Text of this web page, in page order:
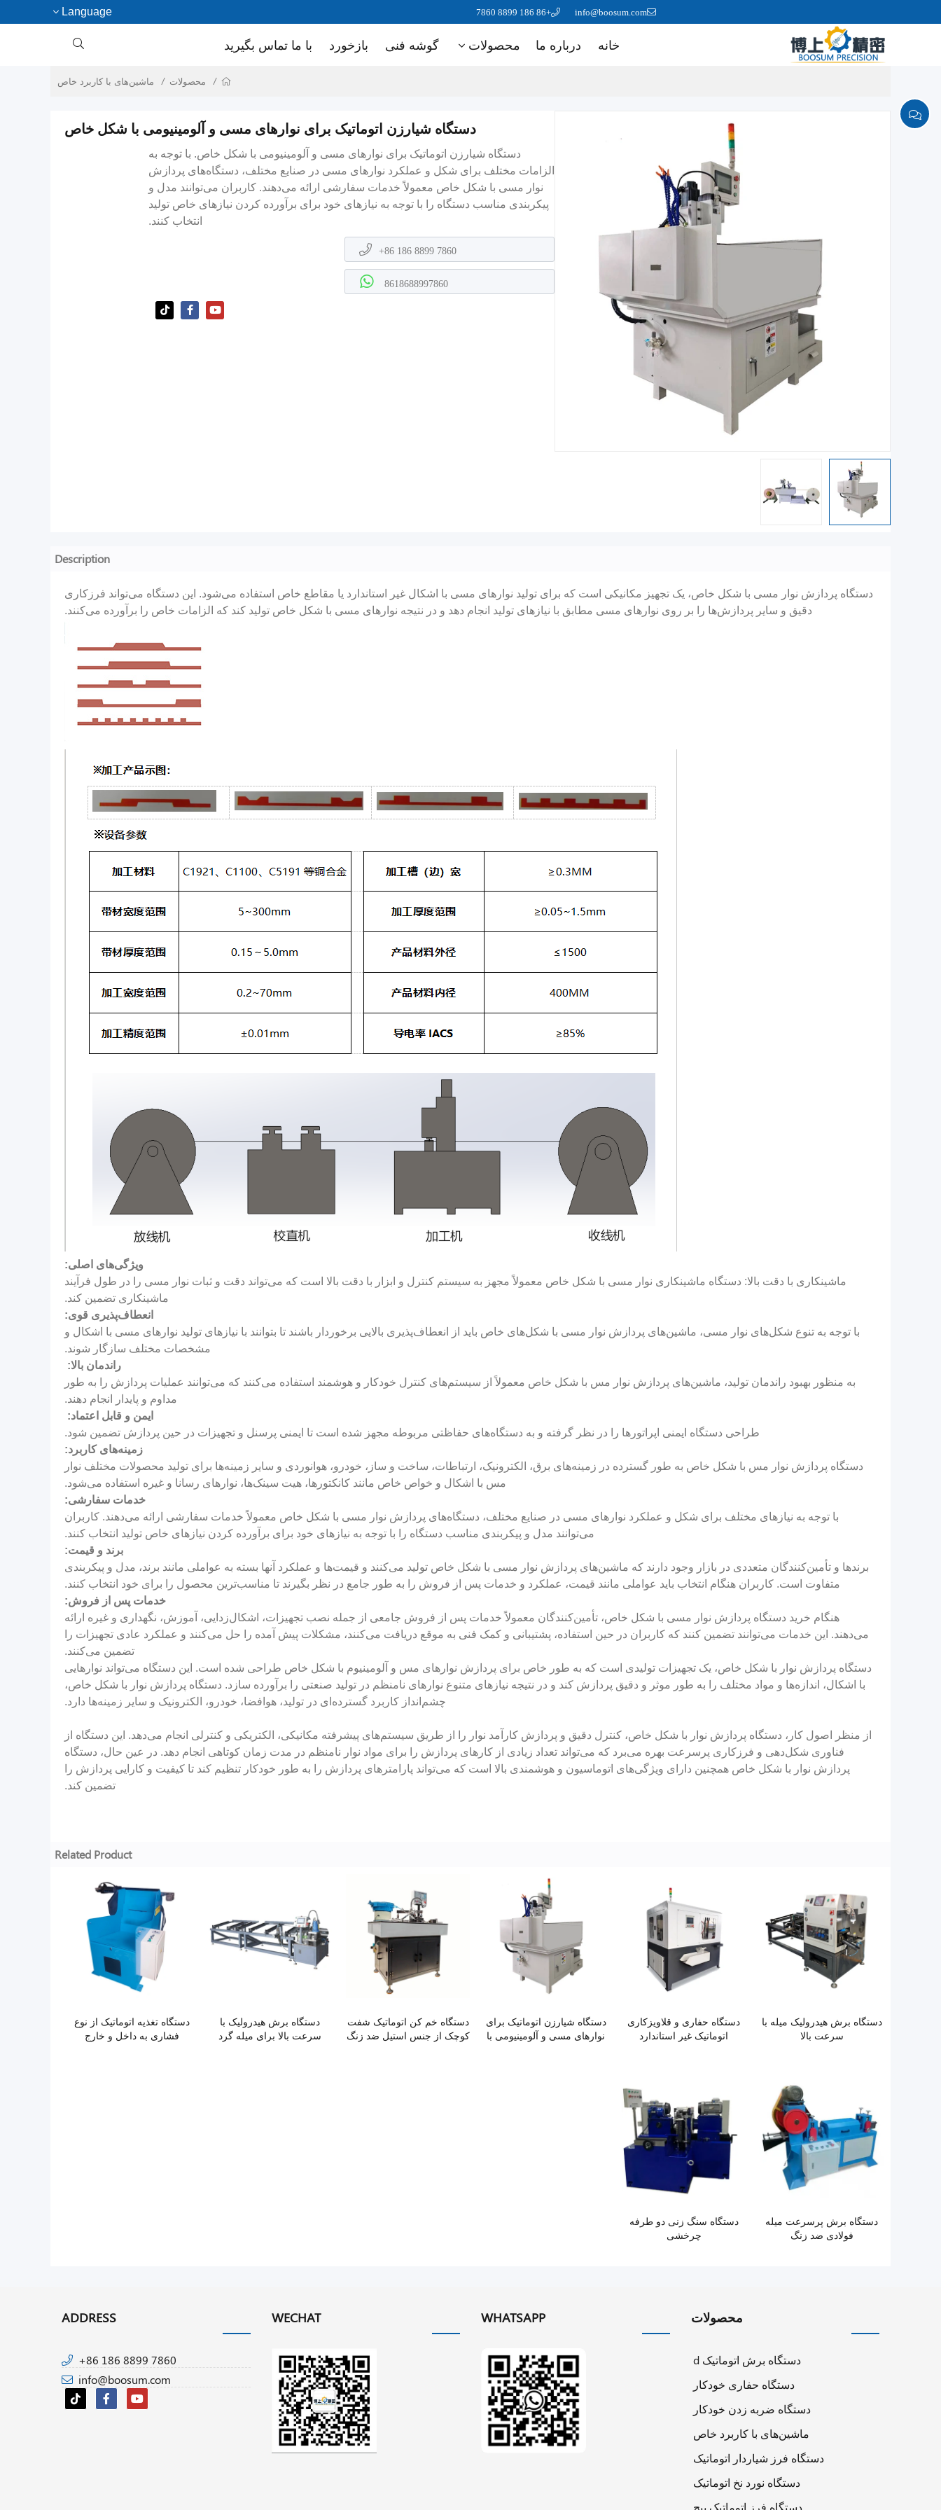
info@boosum.com
+86 186 8899 7860
Language
خانه درباره ما محصولات گوشه فنی بازخورد با ما تماس بگیرید 
محصولات ماشین‌های با کاربرد خاص
دستگاه شیارزن اتوماتیک برای نوارهای مسی و آلومینیومی با شکل خاص
دستگاه شیارزن اتوماتیک برای نوارهای مسی و آلومینیومی با شکل خاص. با توجه به
الزامات مختلف برای شکل و عملکرد نوارهای مسی در صنایع مختلف، دستگاه‌های پردازش
نوار مسی با شکل خاص معمولاً خدمات سفارشی ارائه می‌دهند. کاربران می‌توانند مدل و
پیکربندی مناسب دستگاه را با توجه به نیازهای خود برای برآورده کردن نیازهای خاص تولید
انتخاب کنند.
+86 186 8899 7860
8618688997860
Description
دستگاه پردازش نوار مسی با شکل خاص، یک تجهیز مکانیکی است که برای تولید نوارهای مسی با اشکال غیر استاندارد یا مقاطع خاص استفاده می‌شود. این دستگاه می‌تواند فرزکاری
دقیق و سایر پردازش‌ها را بر روی نوارهای مسی مطابق با نیازهای تولید انجام دهد و در نتیجه نوارهای مسی با شکل خاص تولید کند که الزامات خاص را برآورده می‌کنند.
ویژگی‌های اصلی:
ماشینکاری با دقت بالا: دستگاه ماشینکاری نوار مسی با شکل خاص معمولاً مجهز به سیستم کنترل و ابزار با دقت بالا است که می‌تواند دقت و ثبات نوار مسی را در طول فرآیند
ماشینکاری تضمین کند.
انعطاف‌پذیری قوی:
با توجه به تنوع شکل‌های نوار مسی، ماشین‌های پردازش نوار مسی با شکل‌های خاص باید از انعطاف‌پذیری بالایی برخوردار باشند تا بتوانند با نیازهای تولید نوارهای مسی با اشکال و
مشخصات مختلف سازگار شوند.
راندمان بالا:
به منظور بهبود راندمان تولید، ماشین‌های پردازش نوار مس با شکل خاص معمولاً از سیستم‌های کنترل خودکار و هوشمند استفاده می‌کنند که می‌توانند عملیات پردازش را به طور
مداوم و پایدار انجام دهند.
ایمن و قابل اعتماد:
طراحی دستگاه ایمنی اپراتورها را در نظر گرفته و به دستگاه‌های حفاظتی مربوطه مجهز شده است تا ایمنی پرسنل و تجهیزات در حین پردازش تضمین شود.
زمینه‌های کاربرد:
دستگاه پردازش نوار مس با شکل خاص به طور گسترده در زمینه‌های برق، الکترونیک، ارتباطات، ساخت و ساز، خودرو، هوانوردی و سایر زمینه‌ها برای تولید محصولات مختلف نوار
مس با اشکال و خواص خاص مانند کانکتورها، هیت سینک‌ها، نوارهای رسانا و غیره استفاده می‌شود.
خدمات سفارشی:
با توجه به نیازهای مختلف برای شکل و عملکرد نوارهای مسی در صنایع مختلف، دستگاه‌های پردازش نوار مسی با شکل خاص معمولاً خدمات سفارشی ارائه می‌دهند. کاربران
می‌توانند مدل و پیکربندی مناسب دستگاه را با توجه به نیازهای خود برای برآورده کردن نیازهای خاص تولید انتخاب کنند.
برند و قیمت:
برندها و تأمین‌کنندگان متعددی در بازار وجود دارند که ماشین‌های پردازش نوار مسی با شکل خاص تولید می‌کنند و قیمت‌ها و عملکرد آنها بسته به عواملی مانند برند، مدل و پیکربندی
متفاوت است. کاربران هنگام انتخاب باید عواملی مانند قیمت، عملکرد و خدمات پس از فروش را به طور جامع در نظر بگیرند تا مناسب‌ترین محصول را برای خود انتخاب کنند.
خدمات پس از فروش:
هنگام خرید دستگاه پردازش نوار مسی با شکل خاص، تأمین‌کنندگان معمولاً خدمات پس از فروش جامعی از جمله نصب تجهیزات، اشکال‌زدایی، آموزش، نگهداری و غیره ارائه
می‌دهند. این خدمات می‌توانند تضمین کنند که کاربران در حین استفاده، پشتیبانی و کمک فنی به موقع دریافت می‌کنند، مشکلات پیش آمده را حل می‌کنند و عملکرد عادی تجهیزات را
تضمین می‌کنند.
دستگاه پردازش نوار با شکل خاص، یک تجهیزات تولیدی است که به طور خاص برای پردازش نوارهای مس و آلومینیوم با شکل خاص طراحی شده است. این دستگاه می‌تواند نوارهایی
با اشکال، اندازه‌ها و مواد مختلف را به طور موثر و دقیق پردازش کند و در نتیجه نیازهای متنوع نوارهای نامنظم در تولید صنعتی را برآورده سازد. دستگاه پردازش نوار با شکل خاص،
چشم‌انداز کاربرد گسترده‌ای در تولید، هوافضا، خودرو، الکترونیک و سایر زمینه‌ها دارد.
از منظر اصول کار، دستگاه پردازش نوار با شکل خاص، کنترل دقیق و پردازش کارآمد نوار را از طریق سیستم‌های پیشرفته مکانیکی، الکتریکی و کنترلی انجام می‌دهد. این دستگاه از
فناوری شکل‌دهی و فرزکاری پرسرعت بهره می‌برد که می‌تواند تعداد زیادی از کارهای پردازش را برای مواد نوار نامنظم در مدت زمان کوتاهی انجام دهد. در عین حال، دستگاه
پردازش نوار با شکل خاص همچنین دارای ویژگی‌های اتوماسیون و هوشمندی بالا است که می‌تواند پارامترهای پردازش را به طور خودکار تنظیم کند تا کیفیت و کارایی پردازش را
تضمین کند.
Related Product
دستگاه برش هیدرولیک میله با
سرعت بالا
دستگاه حفاری و قلاویزکاری
اتوماتیک غیر استاندارد
دستگاه شیارزن اتوماتیک برای
نوارهای مسی و آلومینیومی با
دستگاه خم کن اتوماتیک شفت
کوچک از جنس استیل ضد زنگ
دستگاه برش هیدرولیک با
سرعت بالا برای میله گرد
دستگاه تغذیه اتوماتیک از نوع
فشاری به داخل و خارج
دستگاه برش پرسرعت میله
فولادی ضد زنگ
دستگاه سنگ زنی دو طرفه
چرخشی
محصولات
دستگاه برش اتوماتیک d
دستگاه حفاری خودکار
دستگاه ضربه زدن خودکار
ماشین‌های با کاربرد خاص
دستگاه فرز شیاردار اتوماتیک
دستگاه نورد نخ اتوماتیک
دستگاه فرز اتوماتیک پیچ
WHATSAPP
WECHAT
ADDRESS
+86 186 8899 7860
info@boosum.com